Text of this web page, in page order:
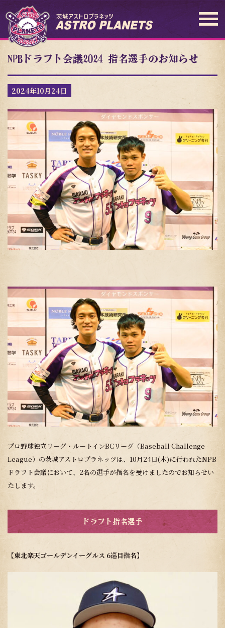
NPBドラフト会議2024 指名選手のお知らせ
2024年10月24日
プロ野球独立リーグ・ルートインBCリーグ（Baseball Challenge
League）の茨城アストロプラネッツは、10月24日(木)に行われたNPB
ドラフト会議において、2名の選手が指名を受けましたのでお知らせい
たします。
ドラフト指名選手
【東北楽天ゴールデンイーグルス 6巡目指名】